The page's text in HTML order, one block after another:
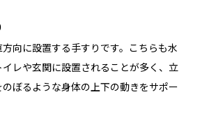
向に設置する手すりです。こちらも水
レや玄関に設置されることが多く、立
ぼるような身体の上下の動きをサポー